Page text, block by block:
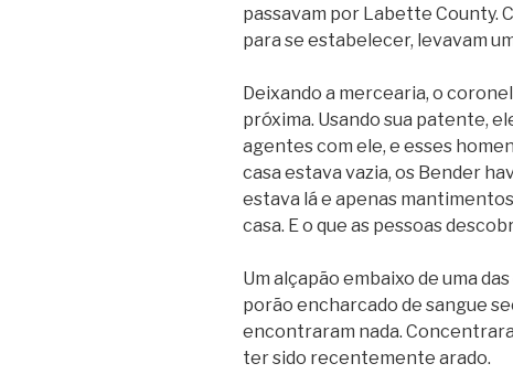
passavam por Labette County.
para se estabelecer, levavam
Deixando a mercearia, o
próxima. Usando sua patente,
agentes com ele, e esses
casa estava vazia, os Bender
estava lá e apenas
casa. E o que as pessoas
Um alçapão embaixo de uma
porão encharcado de sangue
encontraram nada.
ter sido recentemente arado.